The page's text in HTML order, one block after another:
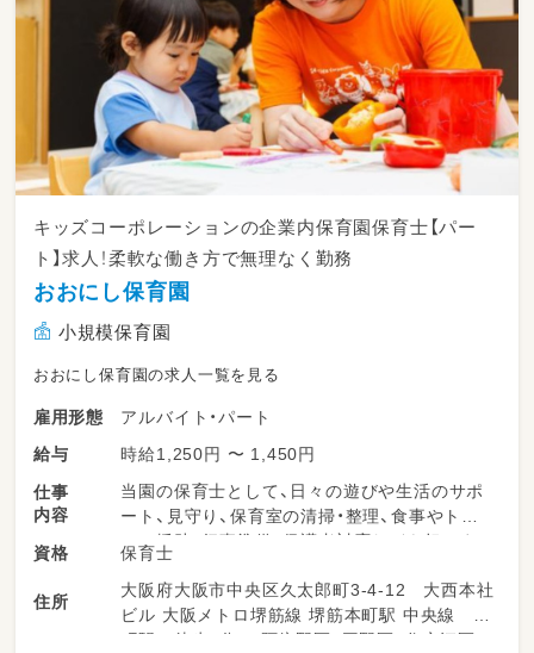
キッズコーポレーションの企業内保育園保育士【パー
ト】求人！柔軟な働き方で無理なく勤務
おおにし保育園
小規模保育園
おおにし保育園の求人一覧を見る
雇用形態
アルバイト・パート
給与
時給1,250円 〜 1,450円
仕事
内容
当園の保育士として、日々の遊びや生活のサポ
ート、見守り、保育室の清掃・整理、食事やトイ
レの援助、行事準備、保護者対応などを担いま
す。柔軟な保育環境の中で、子どもたち一人ひ
とりにしっかり向き合える時間が多くありま
す。勤務日数や時間は相談可能で、ライフスタ
資格 保育士
住所
大阪府大阪市中央区久太郎町3-4-12 大西本社
ビル 大阪メトロ堺筋線 堺筋本町駅 中央線 本
町駅 徒歩5分 ～阿倍野区、平野区、住之江区、